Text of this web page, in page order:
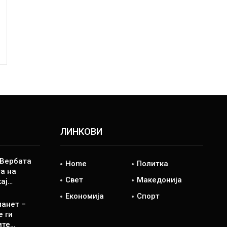
на
–
ги
ЛИНКОВИ
Home
Политка
Свет
Македонија
Економија
Спорт